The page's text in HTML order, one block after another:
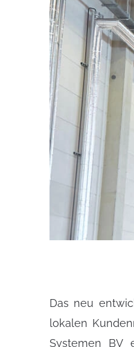
Das neu
lokalen
Systemen BV